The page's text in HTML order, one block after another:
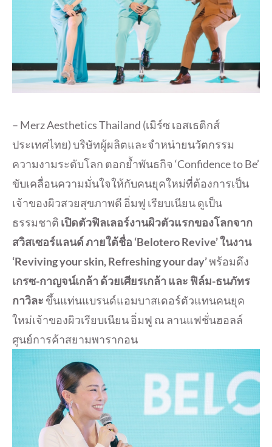
– Merz Aesthetics Thailand (เมิร์ซ เอสเธติกส์
ประเทศไทย) บริษัทผู้ผลิตและจำหน่ายนวัตกรรม
ความงามระดับโลก ตอกย้ำพันธกิจ ‘Confidence to Be’
ขับเคลื่อนความมั่นใจให้กับคนยุคใหม่ที่ต้องการเป็น
เจ้าของผิวสวยสุขภาพดี อิ่มฟู เรียบเนียน ดูเป็น
ธรรมชาติ เปิดตัวฟิลเลอร์งานผิวตัวแรกของโลกจาก
สวิสเซอร์แลนด์ ภายใต้ชื่อ ‘Belotero Revive’ ในงาน
‘Reviving your skin, Refreshing your day’พร้อมดึง
เกรซ-กาญจน์เกล้า ด้วยเศียรเกล้า และ ฟิล์ม-ธนภัทร
กาวิละ ขึ้นแท่นแบรนด์แอมบาสเดอร์ตัวแทนคนยุค
ใหม่เจ้าของผิวเรียบเนียน อิ่มฟู ณ ลานแฟชั่นฮอลล์
ศูนย์การค้าสยามพารากอน